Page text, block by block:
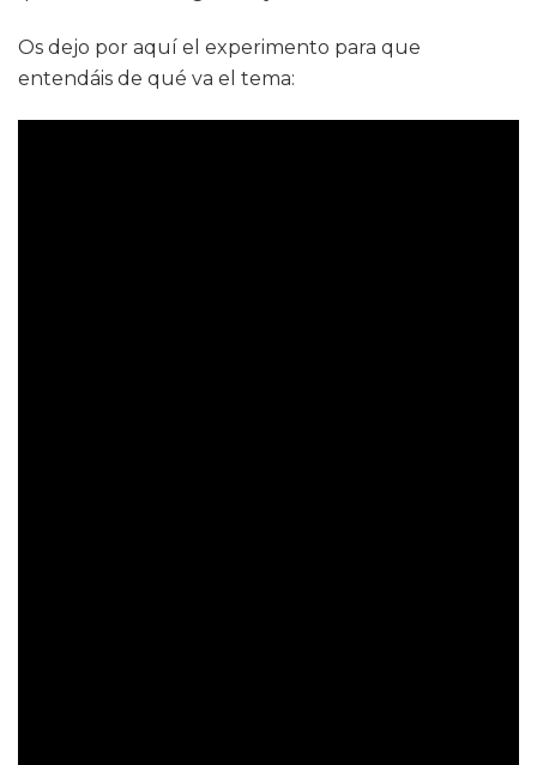
Os dejo por aquí el experimento para que
entendáis de qué va el tema: